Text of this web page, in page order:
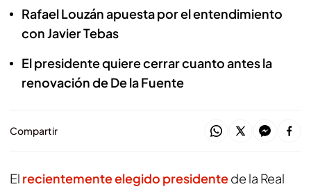
Rafael Louzán apuesta por el entendimiento
con Javier Tebas
El presidente quiere cerrar cuanto antes la
renovación de De la Fuente
Compartir
El recientemente elegido presidentede la Real